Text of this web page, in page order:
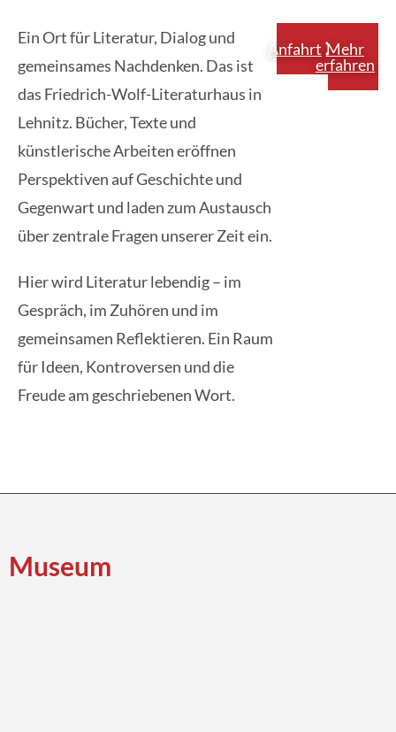
Ein Ort für Literatur, Dialog und
gemeinsames Nachdenken. Das ist
das Friedrich-Wolf-Literaturhaus in
Lehnitz. Bücher, Texte und
künstlerische Arbeiten eröffnen
Perspektiven auf Geschichte und
Gegenwart und laden zum Austausch
über zentrale Fragen unserer Zeit ein.
Hier wird Literatur lebendig – im
Gespräch, im Zuhören und im
gemeinsamen Reflektieren. Ein Raum
für Ideen, Kontroversen und die
Freude am geschriebenen Wort.
Anfahrt Mehr
erfahren
Museum